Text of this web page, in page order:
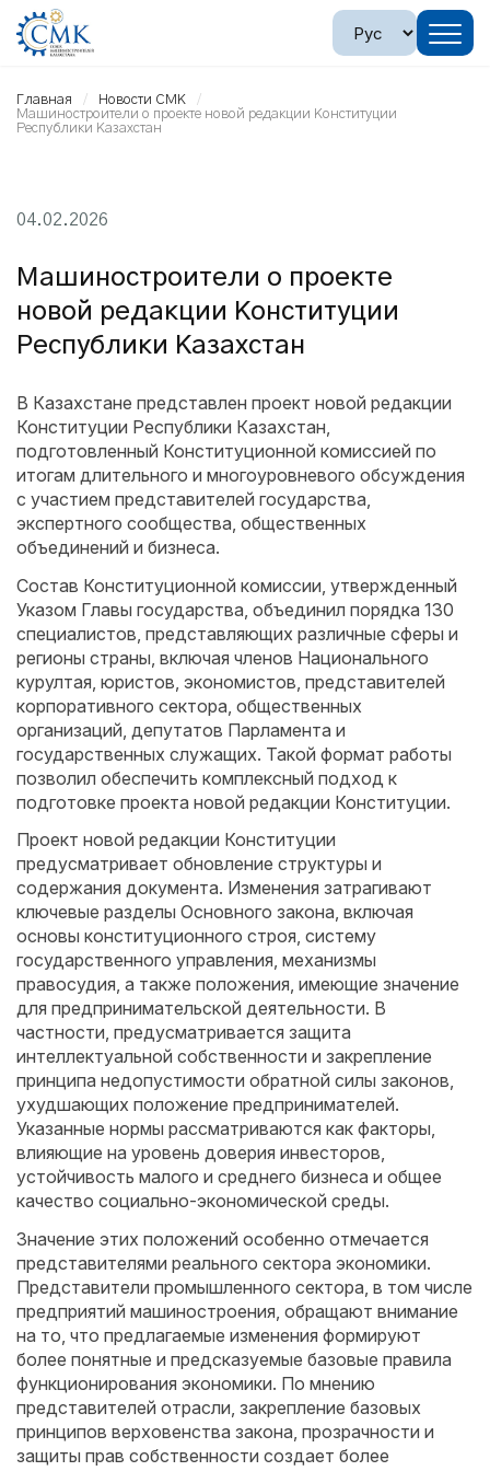
Главная
Новости СМК
Машиностроители о проекте новой редакции Конституции
Республики Казахстан
04.02.2026
Машиностроители о проекте
новой редакции Конституции
Республики Казахстан
В Казахстане представлен проект новой редакции
Конституции Республики Казахстан,
подготовленный Конституционной комиссией по
итогам длительного и многоуровневого обсуждения
с участием представителей государства,
экспертного сообщества, общественных
объединений и бизнеса.
Состав Конституционной комиссии, утвержденный
Указом Главы государства, объединил порядка 130
специалистов, представляющих различные сферы и
регионы страны, включая членов Национального
курултая, юристов, экономистов, представителей
корпоративного сектора, общественных
организаций, депутатов Парламента и
государственных служащих. Такой формат работы
позволил обеспечить комплексный подход к
подготовке проекта новой редакции Конституции.
Проект новой редакции Конституции
предусматривает обновление структуры и
содержания документа. Изменения затрагивают
ключевые разделы Основного закона, включая
основы конституционного строя, систему
государственного управления, механизмы
правосудия, а также положения, имеющие значение
для предпринимательской деятельности. В
частности, предусматривается защита
интеллектуальной собственности и закрепление
принципа недопустимости обратной силы законов,
ухудшающих положение предпринимателей.
Указанные нормы рассматриваются как факторы,
влияющие на уровень доверия инвесторов,
устойчивость малого и среднего бизнеса и общее
качество социально-экономической среды.
Значение этих положений особенно отмечается
представителями реального сектора экономики.
Представители промышленного сектора, в том числе
предприятий машиностроения, обращают внимание
на то, что предлагаемые изменения формируют
более понятные и предсказуемые базовые правила
функционирования экономики. По мнению
представителей отрасли, закрепление базовых
принципов верховенства закона, прозрачности и
защиты прав собственности создает более